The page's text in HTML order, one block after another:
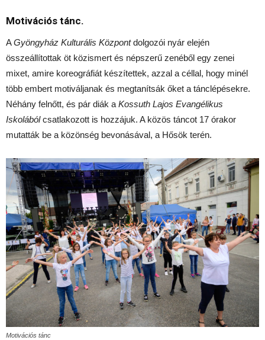
Motivációs tánc.
AGyöngyház Kulturális Központdolgozói nyár elején
összeállítottak öt közismert és népszerű zenéből egy zenei
mixet, amire koreográfiát készítettek, azzal a céllal, hogy minél
több embert motiváljanak és megtanítsák őket a tánclépésekre.
Néhány felnőtt, és pár diák a Kossuth Lajos Evangélikus
Iskolábólcsatlakozott is hozzájuk. A közös táncot 17 órakor
mutatták be a közönség bevonásával, a Hősök terén.
Motivációs tánc